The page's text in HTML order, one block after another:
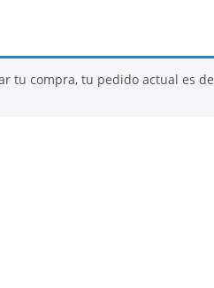
26
tu compra, tu pedido actual es de